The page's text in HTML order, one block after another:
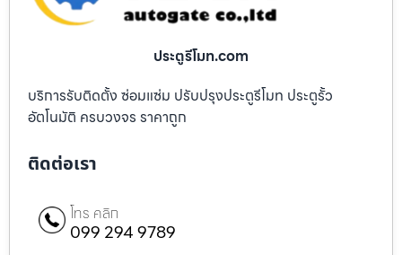
ประตูรีโมท.com
บริการรับติดตั้ง ซ่อมแซ่ม ปรับปรุงประตูรีโมท ประตูรั้ว
อัตโนมัติ ครบวงจร ราคาถูก
ติดต่อเรา
โทร คลิก
099 294 9789